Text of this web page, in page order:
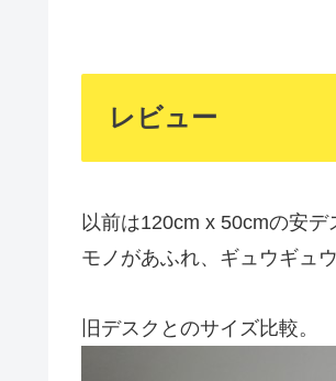
レビュー
以前は120cm x 50cmの安デ
モノがあふれ、ギュウギュ
旧デスクとのサイズ比較。